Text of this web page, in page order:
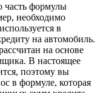
часть формулы
необходимо
в
на автомобиль.
на основе
В настоящее
поэтому вы
в формуле, которая